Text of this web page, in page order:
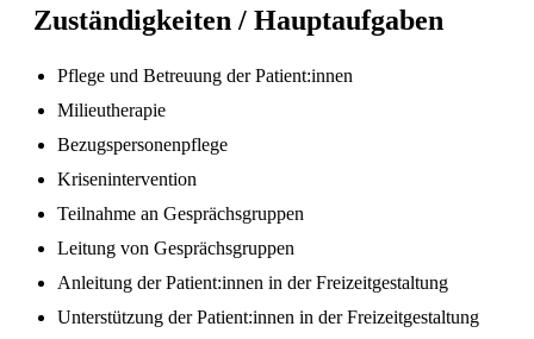
Pflegefachperson Schweiz: Anerkennung &
Zuständigkeiten / Hauptaufgaben
Pflege und Betreuung der Patient:innen
Milieutherapie
Bezugspersonenpflege
Krisenintervention
Teilnahme an Gesprächsgruppen
Leitung von Gesprächsgruppen
Anleitung der Patient:innen in der Freizeitgestaltung
Unterstützung der Patient:innen in der Freizeitgestaltung